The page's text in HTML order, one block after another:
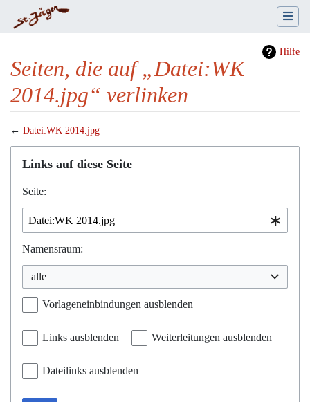
Hilfe
Seiten, die auf „Datei:WK
2014.jpg“ verlinken
← Datei:WK 2014.jpg
Wechseln zu:Navigation,Suche
Links auf diese Seite
Seite:
Namensraum:
alle
Vorlageneinbindungen ausblenden
Links ausblenden Weiterleitungen ausblenden
Dateilinks ausblenden